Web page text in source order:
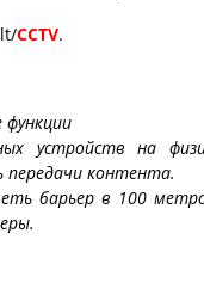
CCTV.
устройств на
передачи контента.
барьер в 100